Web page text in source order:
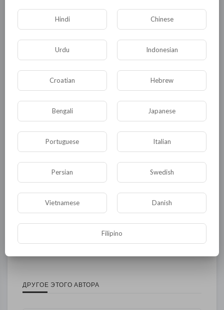
Комментариев нет
Общая Политика
Общество Происшествия События
Спорт Комедия Развлечение
Новости и политика Культура
Экономика
ДРУГОЕ ЭТОГО АВТОРА
Hindi Chinese
Urdu Indonesian
Croatian Hebrew
Bengali Japanese
Portuguese Italian
Persian Swedish
Vietnamese Danish
Filipino